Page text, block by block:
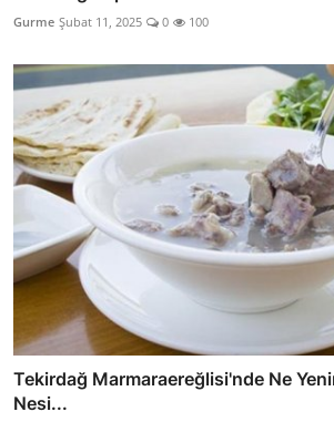
Gurme Şubat 11, 2025 0 100
Tekirdağ Marmaraereğlisi'nde Ne
Nesi...